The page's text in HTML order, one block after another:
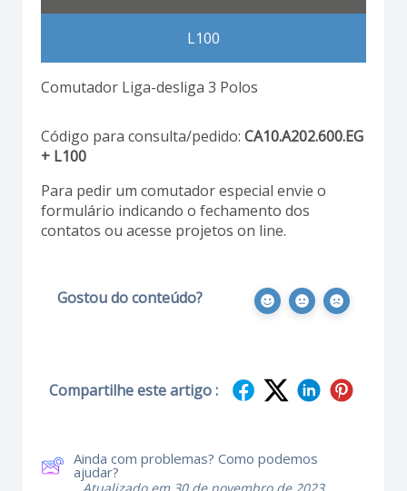
L100
Comutador Liga-desliga 3 Polos
Código para consulta/pedido: CA10.A202.600.EG
+ L100
Para pedir um comutador especial envie o
formulário indicando o fechamento dos
contatos ou acesse projetos on line.
Gostou do conteúdo?
Compartilhe este artigo :
Ainda com problemas? Como podemos
ajudar?